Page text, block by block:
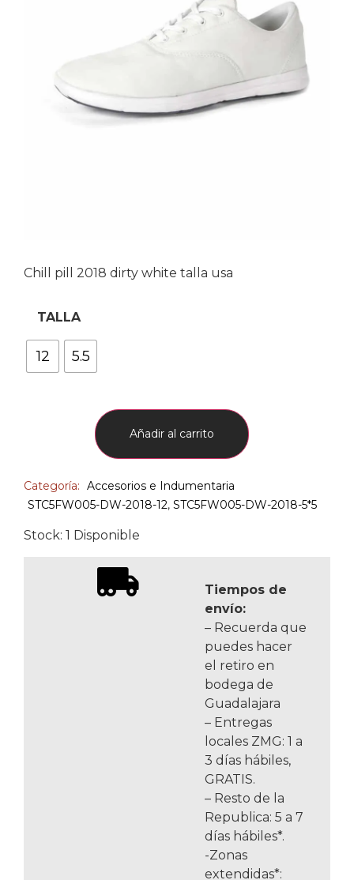
Chill pill 2018 dirty white talla usa
TALLA
12 5.5
Añadir al carrito
Categoría: Accesorios e Indumentaria
STC5FW005-DW-2018-12, STC5FW005-DW-2018-5*5
Stock: 1 Disponible
Tiempos de
envío:
– Recuerda que
puedes hacer
el retiro en
bodega de
Guadalajara
– Entregas
locales ZMG: 1 a
3 días hábiles,
GRATIS.
– Resto de la
Republica: 5 a 7
días hábiles*.
-Zonas
extendidas*: